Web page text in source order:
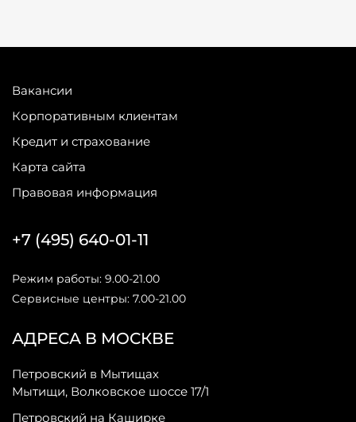
Вакансии
Корпоративным клиентам
Кредит и страхование
Карта сайта
Правовая информация
АДРЕСА В МОСКВЕ
Петровский в Мытищах
Мытищи, Волковское шоссе 17/1
Петровский на Каширке
+7 (495) 640-01-11
Режим работы: 9.00-21.00
Сервисные центры: 7.00-21.00